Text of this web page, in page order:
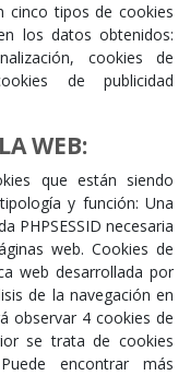
cinco tipos de cookies
los datos obtenidos:
cookies de
de publicidad
WEB:
que están siendo
y función: Una
PHPSESSID necesaria
web. Cookies de
web desarrollada por
de la navegación en
observar 4 cookies de
se trata de cookies
encontrar más